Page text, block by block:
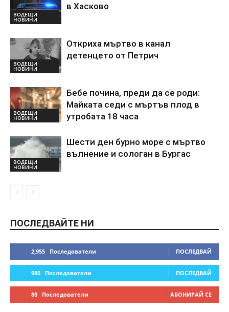
ВОДЕЩИ
НОВИНИ
в Хасково
ВОДЕЩИ
НОВИНИ
Откриха мъртво в канал
детенцето от Петрич
ВОДЕЩИ
НОВИНИ
Бебе почина, преди да се роди:
Майката седи с мъртъв плод в
утробата 18 часа
ВОДЕЩИ
НОВИНИ
Шести ден бурно море с мъртво
вълнение и сологан в Бургас
ПОСЛЕДВАЙТЕ НИ
2,955 Последователи ПОСЛЕДВАЙ
985 Последователи ПОСЛЕДВАЙ
88 Последователи АБОНИРАЙ СЕ